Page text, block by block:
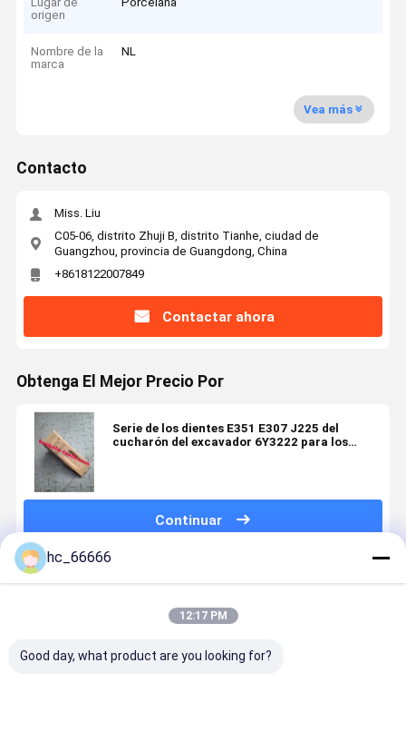
origen
Nombre de la
marca
NL
Vea más
Contacto
Miss. Liu
C05-06, distrito Zhuji B, distrito Tianhe, ciudad de
Guangzhou, provincia de Guangdong, China
+8618122007849
Contactar ahora
Obtenga El Mejor Precio Por
Serie de los dientes E351 E307 J225 del
cucharón del excavador 6Y3222 para los
Continuar
Productos Recomendados
hc_66666
12:17 PM
Good day, what product are you looking for?